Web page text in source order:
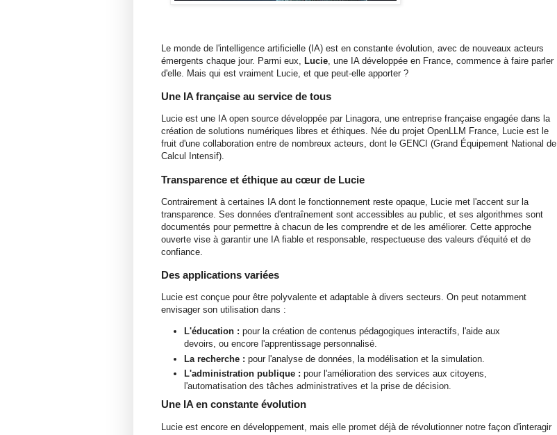
Le monde de l'intelligence artificielle (IA) est en constante évolution, avec de nouveaux acteurs
émergents chaque jour. Parmi eux,
Lucie , une IA développée en France, commence à faire parler
d'elle. Mais qui est vraiment Lucie, et que peut-elle apporter ?
Une IA française au service de tous
Lucie est une IA open source développée par Linagora, une entreprise française engagée dans la
création de solutions numériques libres et éthiques. Née du projet OpenLLM France, Lucie est le
fruit d'une collaboration entre de nombreux acteurs, dont le GENCI (Grand Équipement National de
Calcul Intensif).
Transparence et éthique au cœur de Lucie
Contrairement à certaines IA dont le fonctionnement reste opaque, Lucie met l'accent sur la
transparence. Ses données d'entraînement sont accessibles au public, et ses algorithmes sont
documentés pour permettre à chacun de les comprendre et de les améliorer. Cette approche
ouverte vise à garantir une IA fiable et responsable, respectueuse des valeurs d'équité et de
confiance.
Des applications variées
Lucie est conçue pour être polyvalente et adaptable à divers secteurs. On peut notamment
envisager son utilisation dans :
L'éducation : pour la création de contenus pédagogiques interactifs, l'aide aux
devoirs, ou encore l'apprentissage personnalisé.
La recherche : pour l'analyse de données, la modélisation et la simulation.
L'administration publique : pour l'amélioration des services aux citoyens,
l'automatisation des tâches administratives et la prise de décision.
Une IA en constante évolution
Lucie est encore en développement, mais elle promet déjà de révolutionner notre façon d'interagir